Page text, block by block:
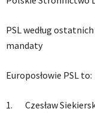
PSL według
mandaty
Europosłowie PSL to:
1. Czesław